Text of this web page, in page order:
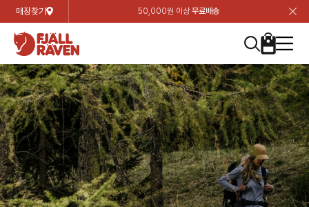
매장찾기 50,000원 이상무료배송
닫
검
색
장
바
니
바
구
니
닫
여성
남성
가방 & 용품
EXPERIENCES
로
가
기
여성
바
구
니
닫
신제품
컬렉션
자켓
상의
로
가
기
컬렉션
바
구
니
닫
컬렉션
리미티드 에디션
바르닥
호야 사이클링
로
가
기
자켓
바
구
니
닫
모든상품
트레킹 자켓
쉘 자켓
윈드 자켓
로
가
기
하의
바
구
니
닫
모든상품
트레킹 바지
스트레치 바지
라이프스타일 바지
로
가
기
상의
바
구
니
닫
모든상품
셔츠
플리스
티셔츠
로
가
기
악세서리
바
구
니
닫
모든상품
모자 & 비니
벨트 & 스카프
장갑
로
가
기
등산화
바
구
니
닫
모든상품
하이 & 미드컷
로우컷
신발용품
로
가
기
남성
바
구
니
닫
신제품
컬렉션
자켓
상의
로
가
기
시즌 하이라이트
바
구
니
닫
리미티드 에디션
바르닥
호야 사이클링
경량트레킹
로
가
기
자켓
바
구
니
닫
모든상품
트레킹 자켓
쉘 자켓
윈드 자켓
로
가
기
하의
바
구
니
닫
모든상품
트레킹 바지
스트레치 바지
라이프스타일 바지
로
가
기
상의
바
구
니
닫
모든상품
셔츠
플리스
티셔츠
로
가
기
액세서리
바
구
니
닫
모든상품
모자 & 비니
벨트 & 스카프
장갑
로
가
기
등산화
바
구
니
닫
모든상품
하이 & 미드컷
로우컷
신발용품
로
가
기
가방 & 용품
바
구
니
닫
신제품
칸켄
백팩&가방
텐트&침낭
로
가
기
칸켄
바
구
니
닫
모든상품
칸켄백
칸켄악세서리
매장찾기
로
가
기
백팩&가방
바
구
니
닫
모든상품
트레킹 백팩
백팩 액세서리
여행 가방
로
가
기
악세서리
바
구
니
닫
백팩 악세서리
지갑 및 포켓
여행 악세서리
매장찾기
로
가
기
텐트&침낭
바
구
니
닫
모든상품
텐트
슬리핑백
매장찾기
로
가
기
About us
바
구
니
닫
브랜드소개
지속가능성
제품가이드
소재
로
가
기
Experiences
바
구
니
닫
아티클
피엘라벤 클래식
피엘라벤 폴라
폭스트레킹
로
가
기
고객센터
바
구
니
닫
공지사항
1:1 상담
상품후기
상품문의